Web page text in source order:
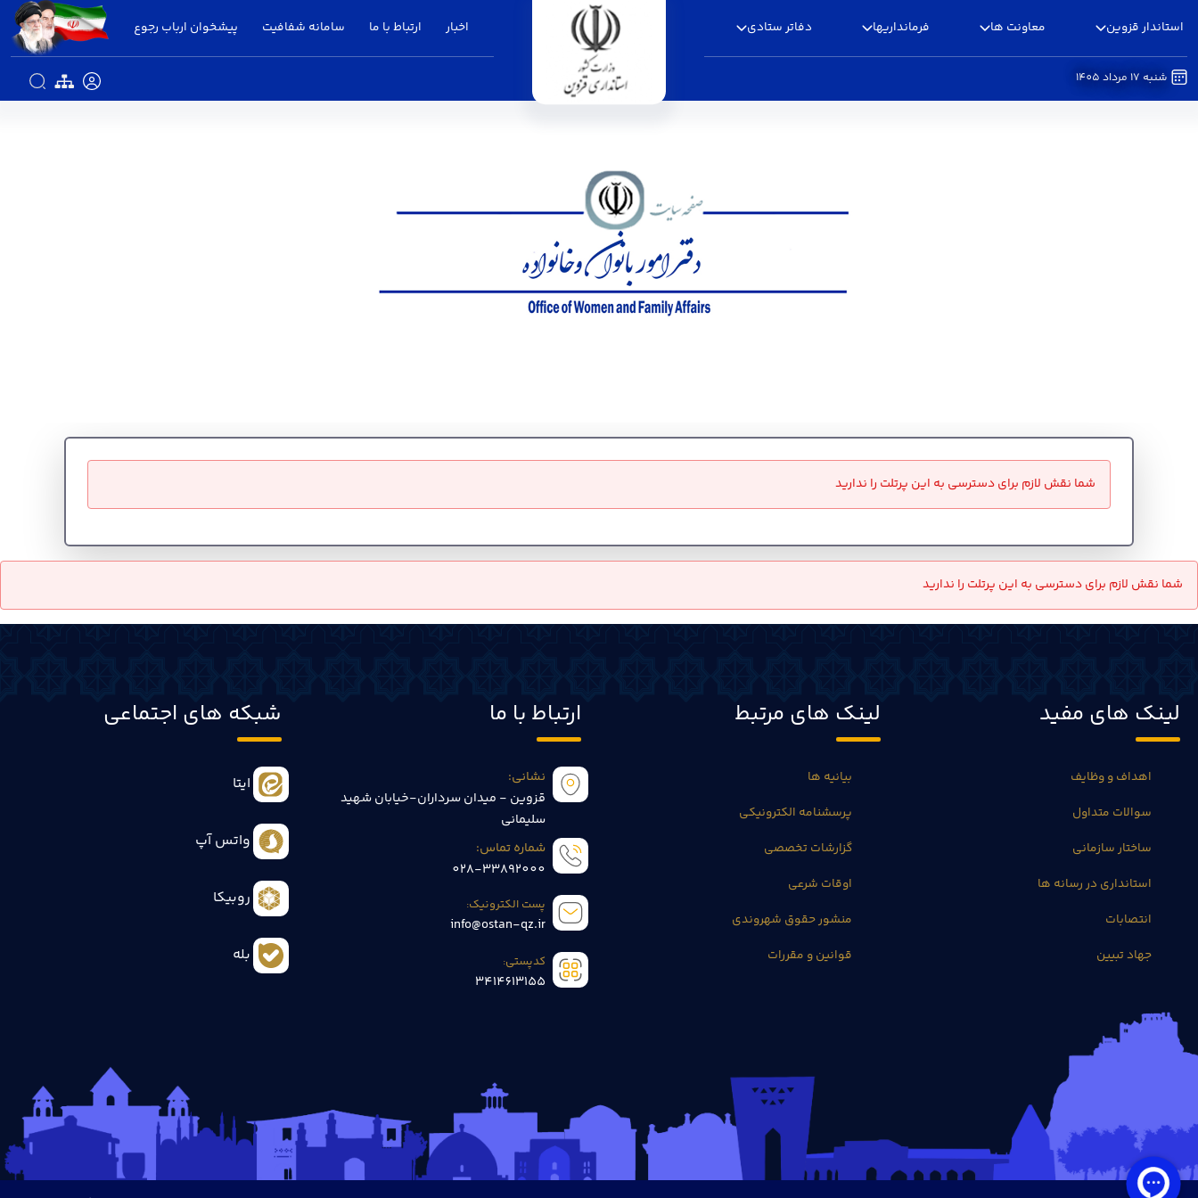
استاندار قزوین معاونت ها فرمانداریها دفاتر ستادی اخبار ارتباط با ما سامانه شفافیت پیشخوان ارباب رجوع
شنبه 17 مرداد 1405
شما نقش لازم برای دسترسی به این پرتلت را ندارید
شما نقش لازم برای دسترسی به این پرتلت را ندارید
لینک های مفید
اهداف و وظایف
سوالات متداول
ساختار سازمانی
استانداری در رسانه ها
انتصابات
جهاد تبیین
لینک های مرتبط
بیانیه ها
پرسشنامه الکترونیکی
گزارشات تخصصی
اوقات شرعی
منشور حقوق شهروندی
قوانین و مقررات
ارتباط با ما
نشانی:
قزوین - میدان سرداران-خیابان شهید
سلیمانی
شماره تماس:
028-33892000
پست الکترونیک:
info@ostan-qz.ir
کدپستی:
3414613155
شبکه های اجتماعی
ایتا
واتس آپ
روبیکا
بله